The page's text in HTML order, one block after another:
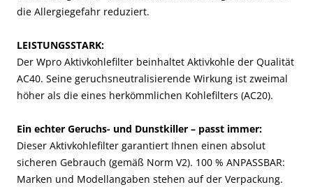
die Allergiegefahr reduziert.
LEISTUNGSSTARK:
Der Wpro Aktivkohlefilter beinhaltet Aktivkohle der Qualität
AC40. Seine geruchsneutralisierende Wirkung ist zweimal
höher als die eines herkömmlichen Kohlefilters (AC20).
Ein echter Geruchs- und Dunstkiller – passt immer:
Dieser Aktivkohlefilter garantiert Ihnen einen absolut
sicheren Gebrauch (gemäß Norm V2). 100 % ANPASSBAR:
Marken und Modellangaben stehen auf der Verpackung.